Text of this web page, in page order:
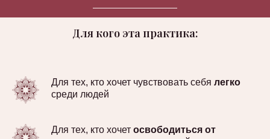
Для кого эта практика:
Для тех, кто хочет чувствовать себя легко
среди людей
Для тех, кто хочет освободиться от